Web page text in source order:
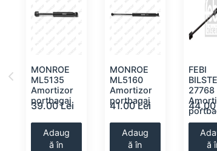
MONROE
ML5135
Amortizor
portbagaj
39.00 Lei
Adaug
ă în
MONROE
ML5160
Amortizor
portbagaj
41.00 Lei
Adaug
ă în
FEBI
27768
44.00
ă